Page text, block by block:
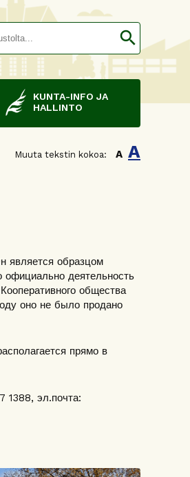
search
KUNTA-INFO JA
HALLINTO
Muuta tekstin kokoa: A A
является образцом
официально деятельность
общества
оно не было продано
прямо в
1388, эл.почта: